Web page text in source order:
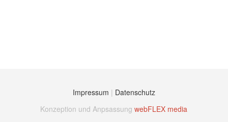
Impressum | Datenschutz
Konzeption und AnpsassungwebFLEX media